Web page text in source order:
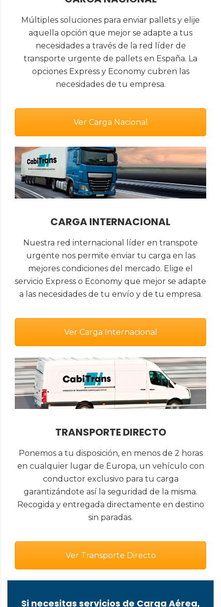
Múltiples soluciones para enviar pallets y elije
aquella opción que mejor se adapte a tus
necesidades a través de la red líder de
transporte urgente de pallets en España. La
opciones Express y Economy cubren las
necesidades de tu empresa.
Ver Carga Nacional
CARGA INTERNACIONAL
Nuestra red internacional líder en transpote
urgente nos permite enviar tu carga en las
mejores condiciones del mercado. Elige el
servicio Express o Economy que mejor se adapte
a las necesidades de tu envío y de tu empresa.
Ver Carga Internacional
TRANSPORTE DIRECTO
Ponemos a tu disposición, en menos de 2 horas
en cualquier lugar de Europa, un vehículo con
conductor exclusivo para tu carga
garantizándote así la seguridad de la misma.
Recogida y entregada directamente en destino
sin paradas.
Ver Transporte Directo
Si necesitas servicios de Carga Aérea,